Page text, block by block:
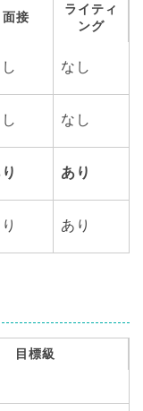
面接
ライティ
ング
なし
なし
あり
あり
目標級